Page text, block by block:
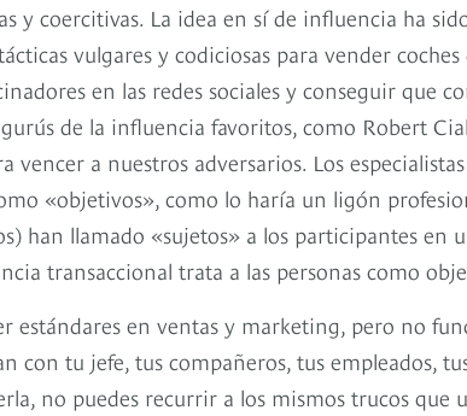
y coercitivas. La idea en sí de influencia ha
vulgares y codiciosas para vender
en las redes sociales y conseguir que
de la influencia favoritos, como Robert
vencer a nuestros adversarios. Los
«objetivos», como lo haría un ligón
han llamado «sujetos» a los participantes en
transaccional trata a las personas como
estándares en ventas y marketing, pero no
con tu jefe, tus compañeros, tus empleados,
no puedes recurrir a los mismos trucos que